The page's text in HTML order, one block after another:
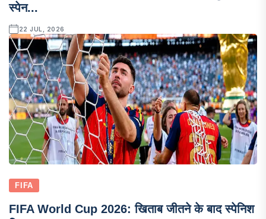
स्पेन...
22 JUL, 2026
FIFA
FIFA World Cup 2026: खिताब जीतने के बाद स्पेनिश